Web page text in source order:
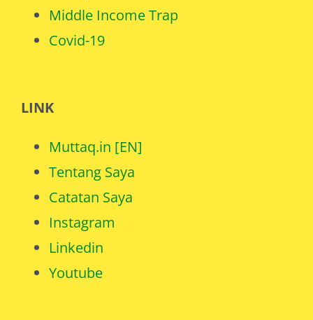
Middle Income Trap
Covid-19
LINK
Muttaq.in [EN]
Tentang Saya
Catatan Saya
Instagram
Linkedin
Youtube